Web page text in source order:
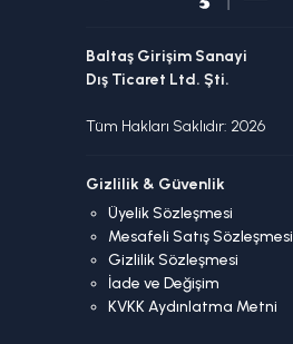
Baltaş Girişim Sanayi
Dış Ticaret Ltd. Şti.
Tüm Hakları Saklıdır: 2026
Gizlilik & Güvenlik
Üyelik Sözleşmesi
Mesafeli Satış Sözleşmesi
Gizlilik Sözleşmesi
İade ve Değişim
KVKK Aydınlatma Metni